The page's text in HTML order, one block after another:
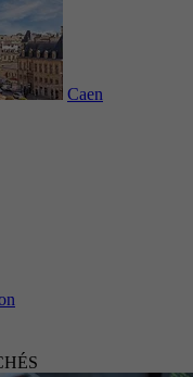
Caen